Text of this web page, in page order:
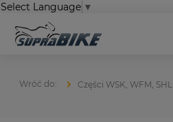
Select Language ▼
Części WSK, WFM, SHL